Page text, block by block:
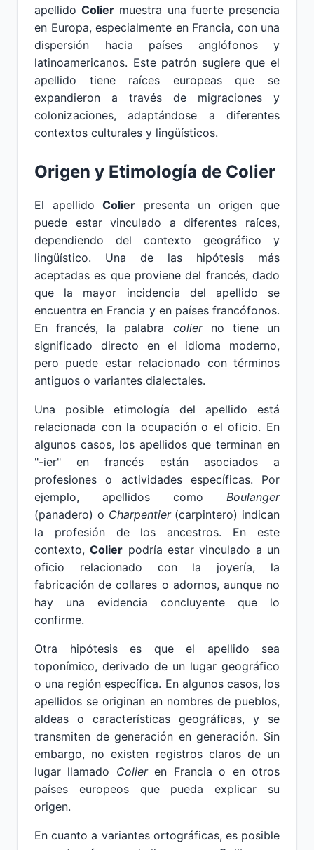
apellidoColier muestra una fuerte presencia
en Europa, especialmente en Francia, con una
dispersión hacia países anglófonos y
latinoamericanos. Este patrón sugiere que el
apellido tiene raíces europeas que se
expandieron a través de migraciones y
colonizaciones, adaptándose a diferentes
contextos culturales y lingüísticos.
Origen y Etimología de Colier
El apellido Colier presenta un origen que
puede estar vinculado a diferentes raíces,
dependiendo del contexto geográfico y
lingüístico. Una de las hipótesis más
aceptadas es que proviene del francés, dado
que la mayor incidencia del apellido se
encuentra en Francia y en países francófonos.
En francés, la palabra colierno tiene un
significado directo en el idioma moderno,
pero puede estar relacionado con términos
antiguos o variantes dialectales.
Una posible etimología del apellido está
relacionada con la ocupación o el oficio. En
algunos casos, los apellidos que terminan en
"-ier" en francés están asociados a
profesiones o actividades específicas. Por
ejemplo, apellidos como Boulanger
(panadero) o Charpentier(carpintero) indican
la profesión de los ancestros. En este
contexto,Colier podría estar vinculado a un
oficio relacionado con la joyería, la
fabricación de collares o adornos, aunque no
hay una evidencia concluyente que lo
confirme.
Otra hipótesis es que el apellido sea
toponímico, derivado de un lugar geográfico
o una región específica. En algunos casos, los
apellidos se originan en nombres de pueblos,
aldeas o características geográficas, y se
transmiten de generación en generación. Sin
embargo, no existen registros claros de un
lugar llamado Colieren Francia o en otros
países europeos que pueda explicar su
origen.
En cuanto a variantes ortográficas, es posible